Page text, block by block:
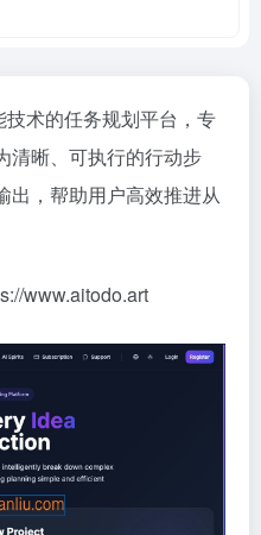
术的任务规划平台，专
清晰、可执行的行动步
出，帮助用户高效推进从
www.aitodo.art